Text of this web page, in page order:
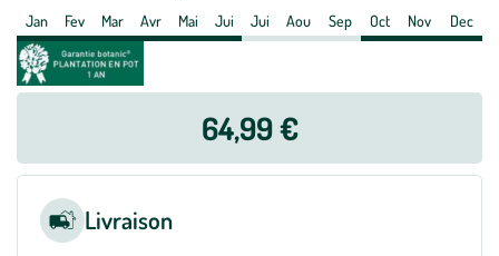
litres
tige
Jan Fev Mar Avr Mai Jui Jui Aou Sep Oct Nov Dec
64,99 €
Livraison